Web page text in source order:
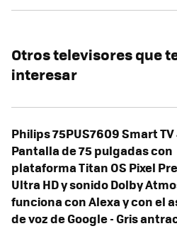
Otros televisores que
interesar
Philips 75PUS7609 Smart TV
Pantalla de 75 pulgadas con
plataforma Titan OS Pixel
Ultra HD y sonido Dolby
funciona con Alexa y con el
de voz de Google - Gris